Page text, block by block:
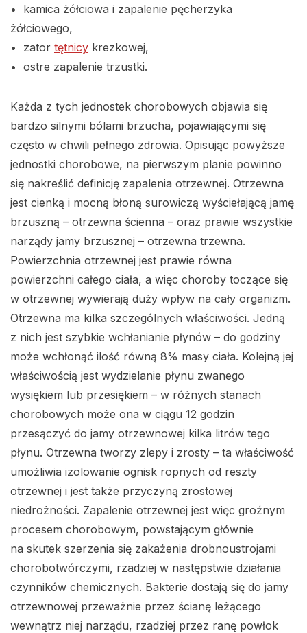
• kamica żółciowa i zapalenie pęcherzyka
żółciowego,
• zator tętnicy krezkowej,
• ostre zapalenie trzustki.
Każda z tych jednostek chorobowych objawia się
bardzo silnymi bólami brzucha, pojawiającymi się
często w chwili pełnego zdrowia. Opisując powyższe
jednostki chorobowe, na pierwszym planie powinno
się nakreślić definicję zapalenia otrzewnej. Otrzewna
jest cienką i mocną błoną surowiczą wyściełającą jamę
brzuszną – otrzewna ścienna – oraz prawie wszystkie
narządy jamy brzusznej – otrzewna trzewna.
Powierzchnia otrzewnej jest prawie równa
powierzchni całego ciała, a więc choroby toczące się
w otrzewnej wywierają duży wpływ na cały organizm.
Otrzewna ma kilka szczególnych właściwości. Jedną
z nich jest szybkie wchłanianie płynów – do godziny
może wchłonąć ilość równą 8% masy ciała. Kolejną jej
właściwością jest wydzielanie płynu zwanego
wysiękiem lub przesiękiem – w różnych stanach
chorobowych może ona w ciągu 12 godzin
przesączyć do jamy otrzewnowej kilka litrów tego
płynu. Otrzewna tworzy zlepy i zrosty – ta właściwość
umożliwia izolowanie ognisk ropnych od reszty
otrzewnej i jest także przyczyną zrostowej
niedrożności. Zapalenie otrzewnej jest więc groźnym
procesem chorobowym, powstającym głównie
na skutek szerzenia się zakażenia drobnoustrojami
chorobotwórczymi, rzadziej w następstwie działania
czynników chemicznych. Bakterie dostają się do jamy
otrzewnowej przeważnie przez ścianę leżącego
wewnątrz niej narządu, rzadziej przez ranę powłok